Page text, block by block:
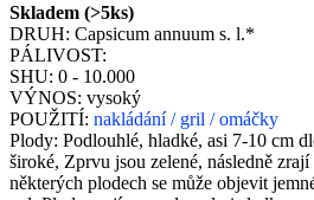
Skladem (>5ks)
DRUH: Capsicum annuum s. l.*
PÁLIVOST:
SHU: 0 - 10.000
VÝNOS: vysoký
POUŽITÍ: nakládání / gril / omáčky
Plody: Podlouhlé, hladké, asi 7-10 cm
široké, Zprvu jsou zelené, následně
některých plodech se může objevit